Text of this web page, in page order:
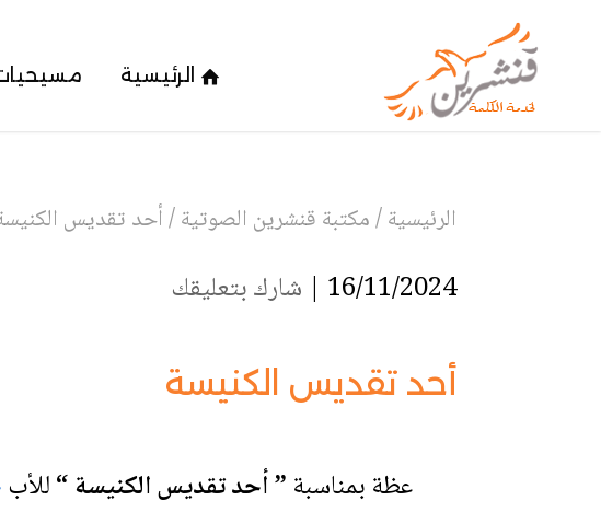
الرئيسية
الرئيسية/مكتبة قنشرين الصوتية/أحد تقديس
16/11/2024 | شارك بتعليقك
أحد تقديس الكنيسة
عظة بمناسبة” أحد تقديس الكنيسة “للأب